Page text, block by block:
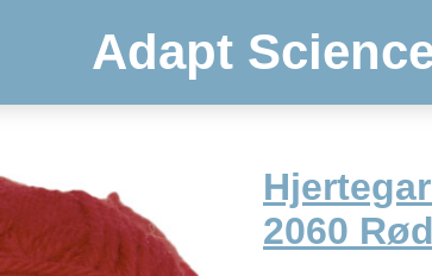
Adapt
2060 Rød